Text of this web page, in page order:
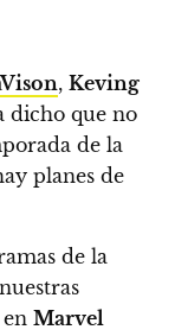
, Keving
dicho que no
de la
planes de
de la
Marvel